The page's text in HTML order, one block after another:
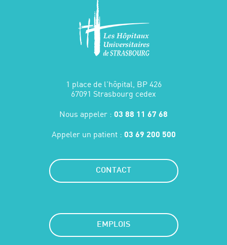
1 place de l'hôpital, BP 426
67091 Strasbourg cedex
Nous appeler : 03 88 11 67 68
Appeler un patient : 03 69 200 500
CONTACT
EMPLOIS